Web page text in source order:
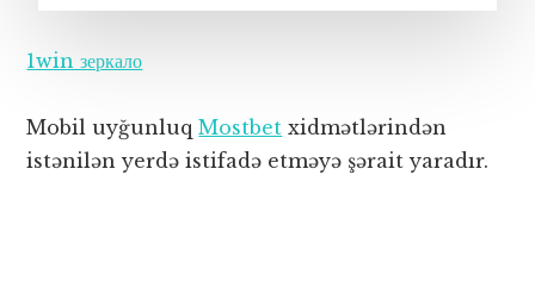
1win зеркало
Mobil uyğunluqMostbet xidmətlərindən
istənilən yerdə istifadə etməyə şərait yaradır.